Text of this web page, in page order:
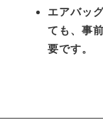
エアバッ
ても、事
要です。